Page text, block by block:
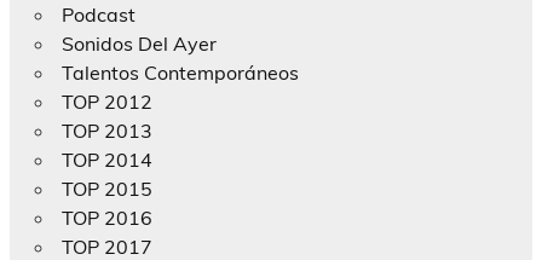
Podcast
Sonidos Del Ayer
Talentos Contemporáneos
TOP 2012
TOP 2013
TOP 2014
TOP 2015
TOP 2016
TOP 2017